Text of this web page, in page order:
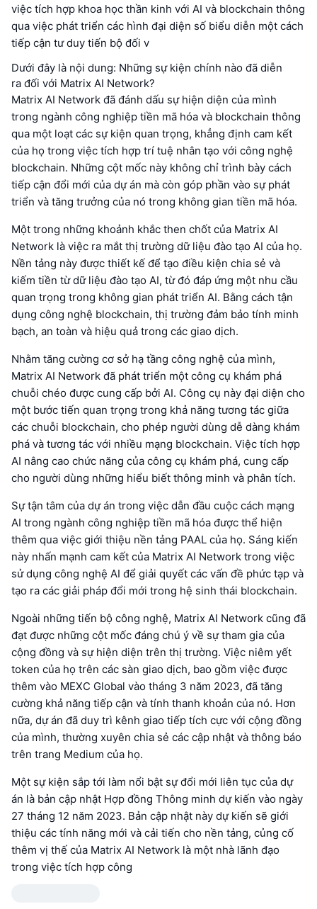
việc tích hợp khoa học thần kinh với AI và blockchain thông
qua việc phát triển các hình đại diện số biểu diễn một cách
tiếp cận tư duy tiến bộ đối v
Dưới đây là nội dung: Những sự kiện chính nào đã diễn
ra đối với Matrix AI Network?
Matrix AI Network đã đánh dấu sự hiện diện của mình
trong ngành công nghiệp tiền mã hóa và blockchain thông
qua một loạt các sự kiện quan trọng, khẳng định cam kết
của họ trong việc tích hợp trí tuệ nhân tạo với công nghệ
blockchain. Những cột mốc này không chỉ trình bày cách
tiếp cận đổi mới của dự án mà còn góp phần vào sự phát
triển và tăng trưởng của nó trong không gian tiền mã hóa.
Một trong những khoảnh khắc then chốt của Matrix AI
Network là việc ra mắt thị trường dữ liệu đào tạo AI của họ.
Nền tảng này được thiết kế để tạo điều kiện chia sẻ và
kiếm tiền từ dữ liệu đào tạo AI, từ đó đáp ứng một nhu cầu
quan trọng trong không gian phát triển AI. Bằng cách tận
dụng công nghệ blockchain, thị trường đảm bảo tính minh
bạch, an toàn và hiệu quả trong các giao dịch.
Nhằm tăng cường cơ sở hạ tầng công nghệ của mình,
Matrix AI Network đã phát triển một công cụ khám phá
chuỗi chéo được cung cấp bởi AI. Công cụ này đại diện cho
một bước tiến quan trọng trong khả năng tương tác giữa
các chuỗi blockchain, cho phép người dùng dễ dàng khám
phá và tương tác với nhiều mạng blockchain. Việc tích hợp
AI nâng cao chức năng của công cụ khám phá, cung cấp
cho người dùng những hiểu biết thông minh và phân tích.
Sự tận tâm của dự án trong việc dẫn đầu cuộc cách mạng
AI trong ngành công nghiệp tiền mã hóa được thể hiện
thêm qua việc giới thiệu nền tảng PAAL của họ. Sáng kiến
này nhấn mạnh cam kết của Matrix AI Network trong việc
sử dụng công nghệ AI để giải quyết các vấn đề phức tạp và
tạo ra các giải pháp đổi mới trong hệ sinh thái blockchain.
Ngoài những tiến bộ công nghệ, Matrix AI Network cũng đã
đạt được những cột mốc đáng chú ý về sự tham gia của
cộng đồng và sự hiện diện trên thị trường. Việc niêm yết
token của họ trên các sàn giao dịch, bao gồm việc được
thêm vào MEXC Global vào tháng 3 năm 2023, đã tăng
cường khả năng tiếp cận và tính thanh khoản của nó. Hơn
nữa, dự án đã duy trì kênh giao tiếp tích cực với cộng đồng
của mình, thường xuyên chia sẻ các cập nhật và thông báo
trên trang Medium của họ.
Một sự kiện sắp tới làm nổi bật sự đổi mới liên tục của dự
án là bản cập nhật Hợp đồng Thông minh dự kiến vào ngày
27 tháng 12 năm 2023. Bản cập nhật này dự kiến sẽ giới
thiệu các tính năng mới và cải tiến cho nền tảng, củng cố
thêm vị thế của Matrix AI Network là một nhà lãnh đạo
trong việc tích hợp công